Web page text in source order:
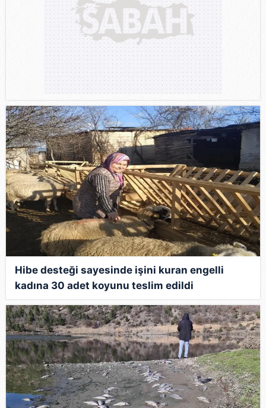
Hibe desteği sayesinde işini kuran engelli
kadına 30 adet koyunu teslim edildi